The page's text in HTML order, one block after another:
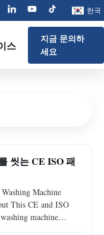
한국
스
지금 문의하
세요
씻는 CE ISO 패
Machine
This CE and ISO
machine